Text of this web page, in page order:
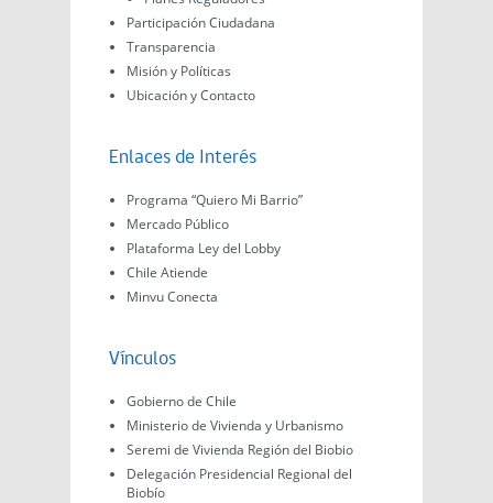
Participación Ciudadana
Transparencia
Misión y Políticas
Ubicación y Contacto
Enlaces de Interés
Programa “Quiero Mi Barrio”
Mercado Público
Plataforma Ley del Lobby
Chile Atiende
Minvu Conecta
Vínculos
Gobierno de Chile
Ministerio de Vivienda y Urbanismo
Seremi de Vivienda Región del Biobio
Delegación Presidencial Regional del
Biobío